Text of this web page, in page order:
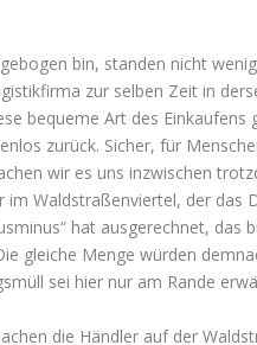
bin, standen nicht
zur selben Zeit in
bequeme Art des
zurück. Sicher, für
wir es uns inzwischen
im Waldstraßenviertel, der
hat ausgerechnet, das
gleiche Menge würden
sei hier nur am Rande
die Händler auf der